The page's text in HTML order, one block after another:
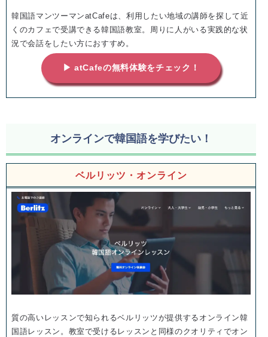
韓国語マンツーマンatCafeは、利用したい地域の講師を探して近
くのカフェで受講できる韓国語教室。周りに人がいる実践的な状
況で会話をしたい方におすすめ。
▶ atCafeの無料体験をチェック！
オンラインで韓国語を学びたい！
ベルリッツ・オンライン
質の高いレッスンで知られるベルリッツが提供するオンライン韓
国語レッスン。教室で受けるレッスンと同様のクオリティでオン